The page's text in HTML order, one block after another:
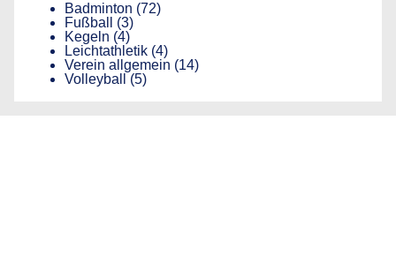
Badminton (72)
Fußball
(3)
Kegeln (4)
Leichtathletik(4)
Verein allgemein (14)
Volleyball
(5)